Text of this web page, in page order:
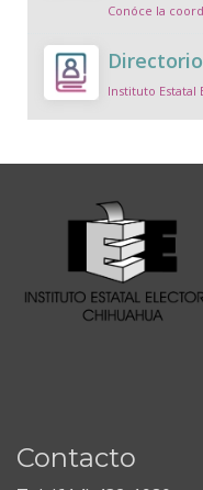
Conóce la
Instituto Estatal
Contacto